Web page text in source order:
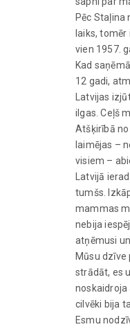
Pēc Staļina
laiks,
vien 1957.
Kad
12 gadi,
Latvijas
ilgas. Ceļš
Atšķirībā
laimējas –
visiem –
Latvijā
tumšs.
mammas
nebija
atņēmusi
Mūsu dzīve
strādāt, es
noskaidroja
cilvēki bija
Esmu